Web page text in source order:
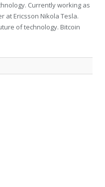
Currently working as
at Ericsson Nikola Tesla.
of technology. Bitcoin